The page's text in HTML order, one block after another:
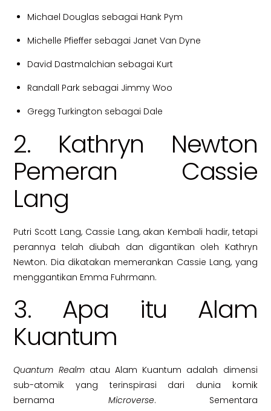
Michael Douglas sebagai Hank Pym
Michelle Pfieffer sebagai Janet Van Dyne
David Dastmalchian sebagai Kurt
Randall Park sebagai Jimmy Woo
Gregg Turkington sebagai Dale
2. Kathryn Newton
Pemeran Cassie
Lang
Putri Scott Lang, Cassie Lang, akan Kembali hadir, tetapi
perannya telah diubah dan digantikan oleh Kathryn
Newton. Dia dikatakan memerankan Cassie Lang, yang
menggantikan Emma Fuhrmann.
3. Apa itu Alam
Kuantum
Quantum Realmatau Alam Kuantum adalah dimensi
sub-atomik yang terinspirasi dari dunia komik
bernama Microverse. Sementara